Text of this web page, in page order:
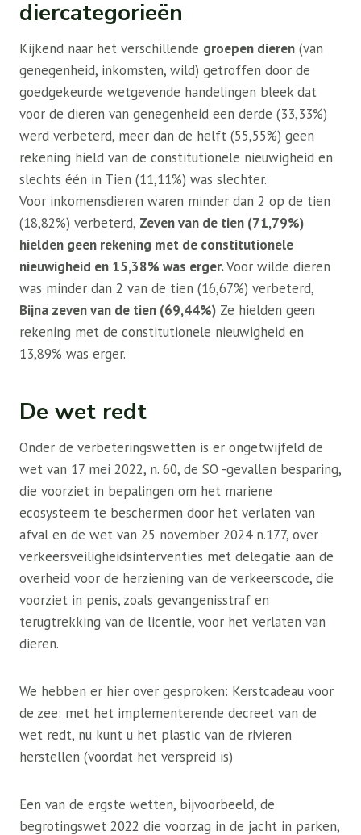
diercategorieën
Kijkend naar het verschillende groepen dieren (van
genegenheid, inkomsten, wild) getroffen door de
goedgekeurde wetgevende handelingen bleek dat
voor de dieren van genegenheid een derde (33,33%)
werd verbeterd, meer dan de helft (55,55%) geen
rekening hield van de constitutionele nieuwigheid en
slechts één in Tien (11,11%) was slechter.
Voor inkomensdieren waren minder dan 2 op de tien
(18,82%) verbeterd, Zeven van de tien (71,79%)
hielden geen rekening met de constitutionele
nieuwigheid en 15,38% was erger.Voor wilde dieren
was minder dan 2 van de tien (16,67%) verbeterd,
Bijna zeven van de tien (69,44%) Ze hielden geen
rekening met de constitutionele nieuwigheid en
13,89% was erger.
De wet redt
Onder de verbeteringswetten is er ongetwijfeld de
wet van 17 mei 2022, n. 60, de SO -gevallen besparing,
die voorziet in bepalingen om het mariene
ecosysteem te beschermen door het verlaten van
afval en de wet van 25 november 2024 n.177, over
verkeersveiligheidsinterventies met delegatie aan de
overheid voor de herziening van de verkeerscode, die
voorziet in penis, zoals gevangenisstraf en
terugtrekking van de licentie, voor het verlaten van
dieren.
We hebben er hier over gesproken: Kerstcadeau voor
de zee: met het implementerende decreet van de
wet redt, nu kunt u het plastic van de rivieren
herstellen (voordat het verspreid is)
Een van de ergste wetten, bijvoorbeeld, de
begrotingswet 2022 die voorzag in de jacht in parken,